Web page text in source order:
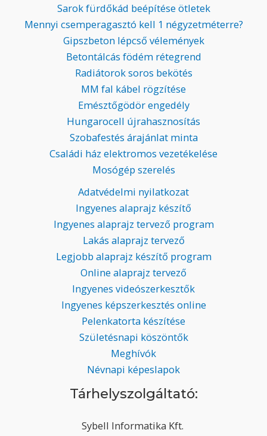
Sarok fürdőkád beépítése ötletek
Mennyi csemperagasztó kell 1 négyzetméterre?
Gipszbeton lépcső vélemények
Betontálcás födém rétegrend
Radiátorok soros bekötés
MM fal kábel rögzítése
Emésztőgödör engedély
Hungarocell újrahasznosítás
Szobafestés árajánlat minta
Családi ház elektromos vezetékelése
Mosógép szerelés
Adatvédelmi nyilatkozat
Ingyenes alaprajz készítő
Ingyenes alaprajz tervező program
Lakás alaprajz tervező
Legjobb alaprajz készítő program
Online alaprajz tervező
Ingyenes videószerkesztők
Ingyenes képszerkesztés online
Pelenkatorta készítése
Születésnapi köszöntők
Meghívók
Névnapi képeslapok
Tárhelyszolgáltató:
Sybell Informatika Kft.